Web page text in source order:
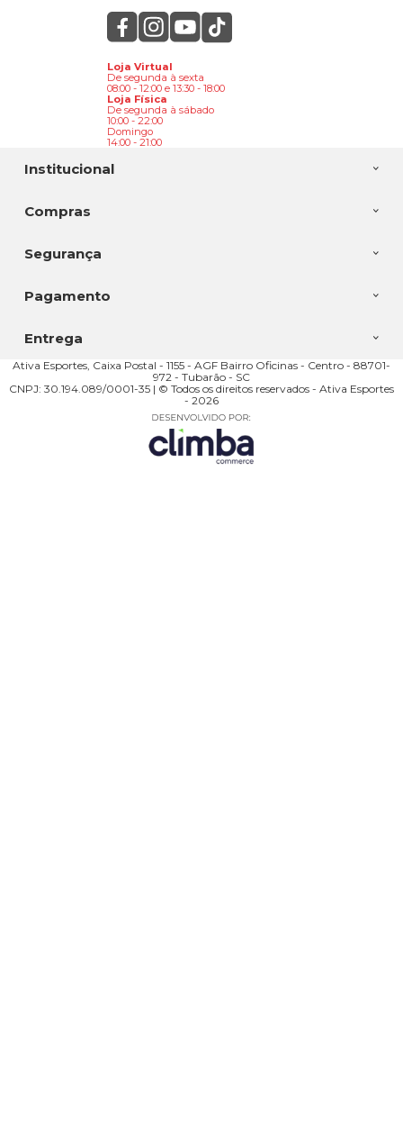
Institucional
Compras
Loja Virtual
De segunda à sexta
08:00 - 12:00 e 13:30 - 18:00
Loja Física
De segunda à sábado
10:00 - 22:00
Domingo
14:00 - 21:00
Segurança
Pagamento
Entrega
Ativa Esportes, Caixa Postal - 1155 - AGF Bairro Oficinas - Centro - 88701-
972 - Tubarão - SC
CNPJ: 30.194.089/0001-35 | © Todos os direitos reservados - Ativa Esportes
- 2026